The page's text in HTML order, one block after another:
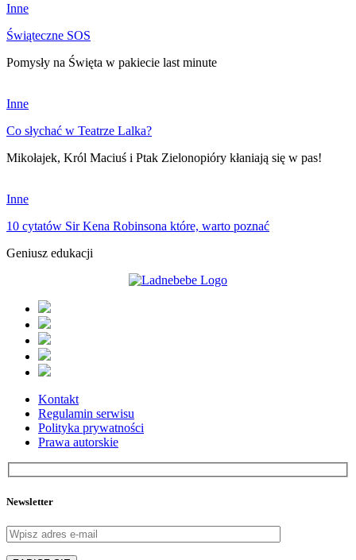
Inne
Świąteczne SOS
Pomysły na Święta w pakiecie last minute
Inne
Co słychać w Teatrze Lalka?
Mikołajek, Król Maciuś i Ptak Zielonopióry kłaniają się w pas!
Inne
10 cytatów Sir Kena Robinsona które, warto poznać
Geniusz edukacji
Kontakt
Regulamin serwisu
Polityka prywatności
Prawa autorskie
Newsletter